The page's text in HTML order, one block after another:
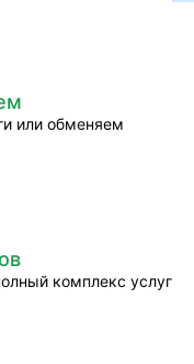
или обменяем
комплекс услуг